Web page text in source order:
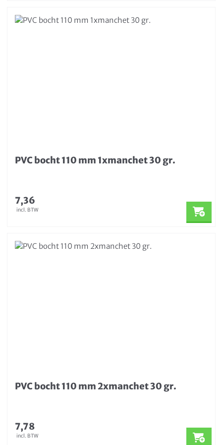
PVC bocht 110 mm 1xmanchet 30 gr.
7,36
incl. BTW
PVC bocht 110 mm 2xmanchet 30 gr.
7,78
incl. BTW